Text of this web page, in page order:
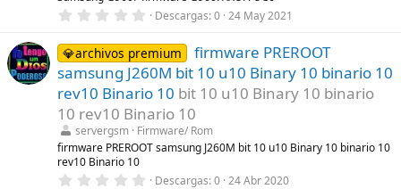
e
l
a
(
s
)
0
0
0
e
s
t
r
e
l
l
a
s
Descargas 0 24 May 2021
💎archivos premium
firmware PREROOT
samsung J260M bit 10 u10 Binary 10 binario 10
rev10 Binario 10 bit 10 u10 Binary 10 binario
10 rev10 Binario 10
servergsm Firmware/ Rom
firmware PREROOT samsung J260M bit 10 u10 Binary 10 binario 10
rev10 Binario 10
0 Descargas 0 24 Abr 2020